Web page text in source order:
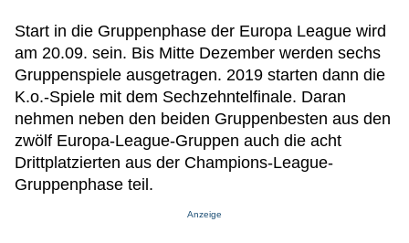
Start in die Gruppenphase der Europa League wird
am 20.09. sein. Bis Mitte Dezember werden sechs
Gruppenspiele ausgetragen. 2019 starten dann die
K.o.-Spiele mit dem Sechzehntelfinale. Daran
nehmen neben den beiden Gruppenbesten aus den
zwölf Europa-League-Gruppen auch die acht
Drittplatzierten aus der Champions-League-
Gruppenphase teil.
Anzeige